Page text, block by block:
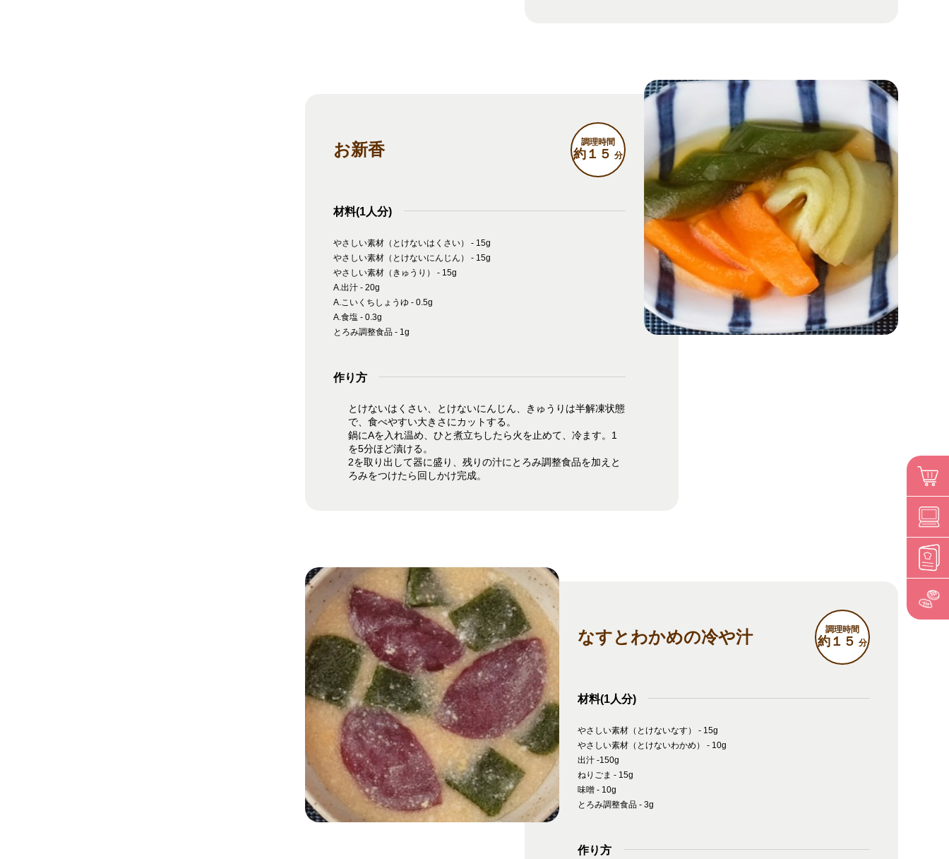
お新香 調理時間
約１５ 分
材料(1人分)
やさしい素材（とけないはくさい） - 15g
やさしい素材（とけないにんじん） - 15g
やさしい素材（きゅうり） - 15g
A.出汁 - 20g
A.こいくちしょうゆ - 0.5g
A.食塩 - 0.3g
とろみ調整食品 - 1g
作り方
とけないはくさい、とけないにんじん、きゅうりは半解凍状態
で、食べやすい大きさにカットする。
鍋にAを入れ温め、ひと煮立ちしたら火を止めて、冷ます。1
を5分ほど漬ける。
2を取り出して器に盛り、残りの汁にとろみ調整食品を加えと
ろみをつけたら回しかけ完成。
なすとわかめの冷や汁 調理時間
約１５ 分
材料(1人分)
やさしい素材（とけないなす） - 15g
やさしい素材（とけないわかめ） - 10g
出汁 -150g
ねりごま - 15g
味噌 - 10g
とろみ調整食品 - 3g
作り方